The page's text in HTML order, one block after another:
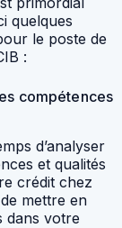
quelques
le poste de
:
compétences
d’analyser
et qualités
crédit chez
mettre en
dans votre